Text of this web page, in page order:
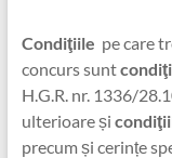
Condiţiile pe care
concurs sunt
H.G.R. nr. 1336/
ulterioare și
precum și cerințe